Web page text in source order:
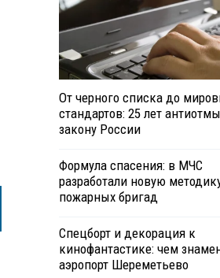
От черного списка до
стандартов: 25 лет
закону России
Формула спасения: в МЧС
разработали новую
пожарных бригад
Спецборт и декорация к
кинофантастике: чем
аэропорт Шереметьево